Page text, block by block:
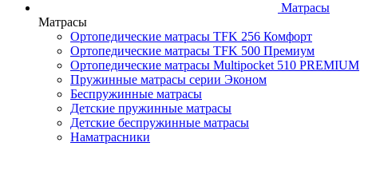
Матрасы
Матрасы
Ортопедические матрасы TFK 256 Комфорт
Ортопедические матрасы TFK 500 Премиум
Ортопедические матрасы Multipocket 510 PREMIUM
Пружинные матрасы серии Эконом
Беспружинные матрасы
Детские пружинные матрасы
Детские беспружинные матрасы
Наматрасники